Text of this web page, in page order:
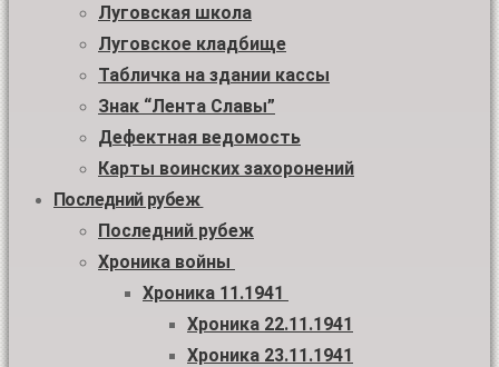
Луговская школа
Луговское кладбище
Табличка на здании кассы
Знак “Лента Славы”
Дефектная ведомость
Карты воинских захоронений
Последний рубеж
Последний рубеж
Хроника войны
Хроника 11.1941
Хроника 22.11.1941
Хроника 23.11.1941